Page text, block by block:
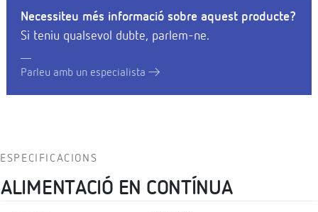
Necessiteu més informació sobre aquest producte?
Si teniu qualsevol dubte, parlem-ne.
Parleu amb un especialista
ESPECIFICACIONS
ALIMENTACIÓ EN CONTÍNUA